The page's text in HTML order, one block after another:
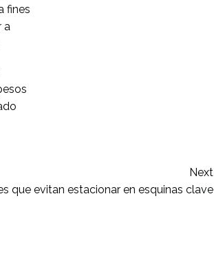
fines
a
Next
que evitan estacionar en esquinas clave